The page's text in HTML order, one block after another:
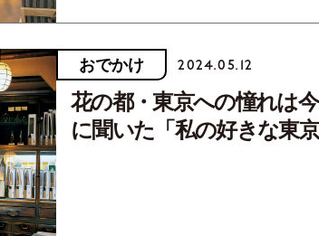
おでかけ 2024.05.12
花の都・東京への憧れは
に聞いた「私の好きな東京